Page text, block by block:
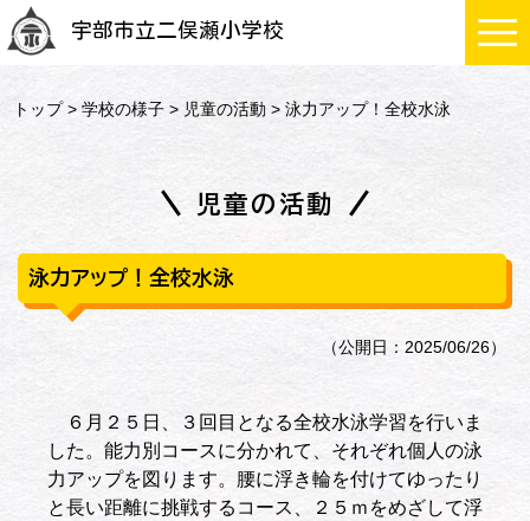
宇部市立二俣瀬小学校
トップ>学校の様子 > 児童の活動 > 泳力アップ！全校水泳
児童の活動
泳力アップ！全校水泳
（公開日：2025/06/26）
６月２５日、３回目となる全校水泳学習を行いま
した。能力別コースに分かれて、それぞれ個人の泳
力アップを図ります。腰に浮き輪を付けてゆったり
と長い距離に挑戦するコース、２５ｍをめざして浮